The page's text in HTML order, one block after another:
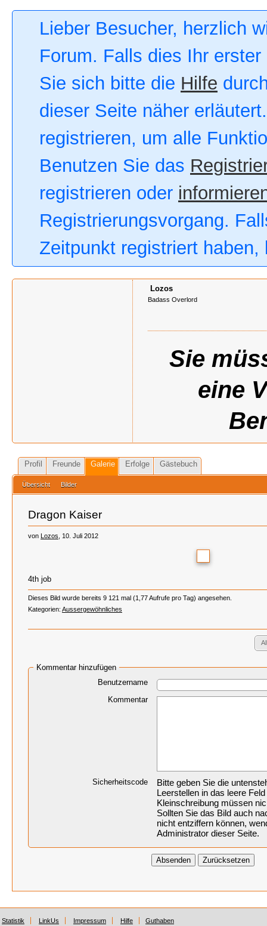
Lieber Besucher, herzlich
Forum. Falls dies Ihr
Sie sich bitte die Hilfe
dieser Seite näher
registrieren, um alle
Benutzen Sie das
registrieren oder
Registrierungsvorgang.
Zeitpunkt registriert
Lozos
Badass Overlord
Sie
eine
Profil Freunde Galerie Erfolge Gästebuch
Übersicht Bilder
Dragon Kaiser
von Lozos , 10. Juli 2012
4th job
Dieses Bild wurde bereits 9 121 mal (1,77 Aufrufe pro Tag) angesehen.
Kategorien: Aussergewöhnliches
Kommentar hinzufügen
Benutzername
Kommentar
Sicherheitscode
Bitte geben Sie die
Leerstellen in das leere
Kleinschreibung müssen
Sollten Sie das Bild auch
nicht entziffern können,
Administrator dieser Seite.
Statistik LinkUs Impressum Hilfe Guthaben